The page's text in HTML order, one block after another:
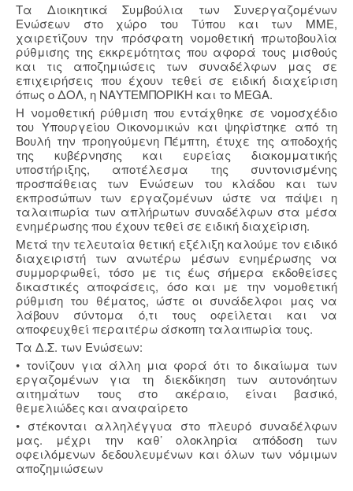
Τα Διοικητικά Συμβούλια των Συνεργαζομένων
Ενώσεων στο χώρο του Τύπου και των ΜΜΕ,
χαιρετίζουν την πρόσφατη νομοθετική πρωτοβουλία
ρύθμισης της εκκρεμότητας που αφορά τους μισθούς
και τις αποζημιώσεις των συναδέλφων μας σε
επιχειρήσεις που έχουν τεθεί σε ειδική διαχείριση
όπως ο ΔΟΛ, η ΝΑΥΤΕΜΠΟΡΙΚΗ και το MEGA.
Η νομοθετική ρύθμιση που εντάχθηκε σε νομοσχέδιο
του Υπουργείου Οικονομικών και ψηφίστηκε από τη
Βουλή την προηγούμενη Πέμπτη, έτυχε της αποδοχής
της κυβέρνησης και ευρείας διακομματικής
υποστήριξης, αποτέλεσμα της συντονισμένης
προσπάθειας των Ενώσεων του κλάδου και των
εκπροσώπων των εργαζομένων ώστε να πάψει η
ταλαιπωρία των απλήρωτων συναδέλφων στα μέσα
ενημέρωσης που έχουν τεθεί σε ειδική διαχείριση.
Μετά την τελευταία θετική εξέλιξη καλούμε τον ειδικό
διαχειριστή των ανωτέρω μέσων ενημέρωσης να
συμμορφωθεί, τόσο με τις έως σήμερα εκδοθείσες
δικαστικές αποφάσεις, όσο και με την νομοθετική
ρύθμιση του θέματος, ώστε οι συνάδελφοι μας να
λάβουν σύντομα ό,τι τους οφείλεται και να
αποφευχθεί περαιτέρω άσκοπη ταλαιπωρία τους.
Tα Δ.Σ. των Ενώσεων:
• τονίζουν για άλλη μια φορά ότι το δικαίωμα των
εργαζομένων για τη διεκδίκηση των αυτονόητων
αιτημάτων τους στο ακέραιο, είναι βασικό,
θεμελιώδες και αναφαίρετο
• στέκονται αλληλέγγυα στο πλευρό συναδέλφων
μας. μέχρι την καθ’ ολοκληρία απόδοση των
οφειλόμενων δεδουλευμένων και όλων των νόμιμων
αποζημιώσεων